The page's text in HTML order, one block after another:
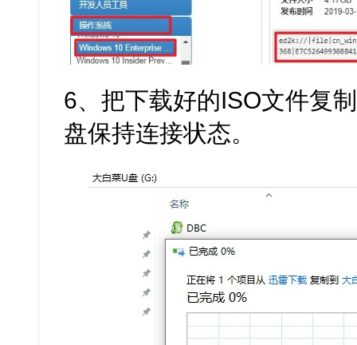
6、把下载好的ISO文件复
盘保持连接状态。